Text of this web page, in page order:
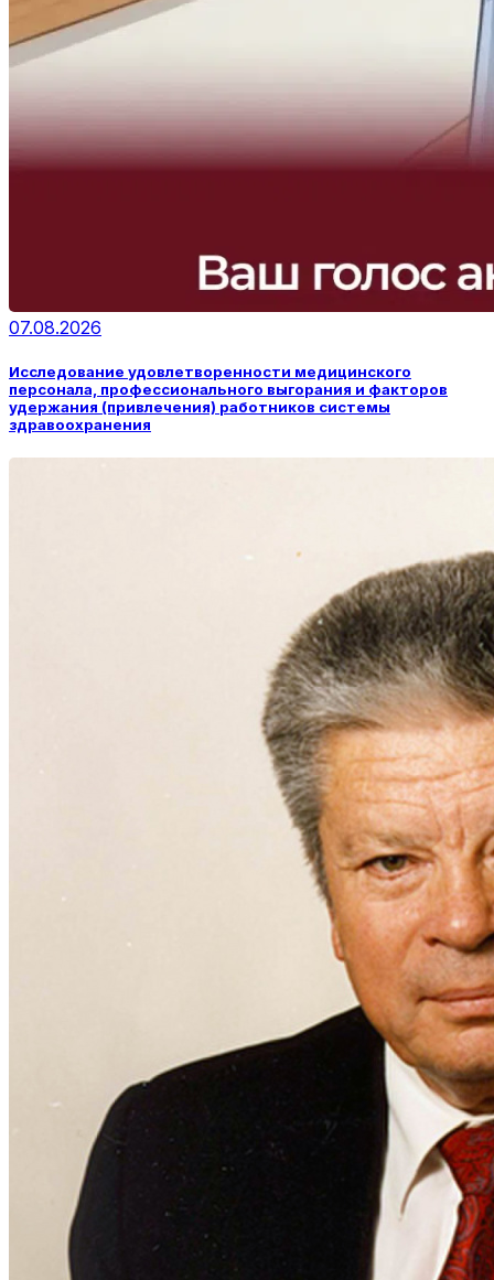
07.08.2026
Исследование удовлетворенности медицинского
персонала, профессионального выгорания и факторов
удержания (привлечения) работников системы
здравоохранения